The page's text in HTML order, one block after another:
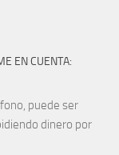
EN CUENTA:
puede ser
dinero por